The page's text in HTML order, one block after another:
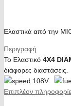
Ελαστικά από την
Περιγραφή
Το Ελαστικό 4X4
διάφορες διαστάσεις.
108V
Επιπλέον